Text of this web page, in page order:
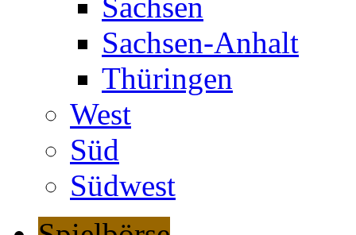
Sachsen
Sachsen-Anhalt
Thüringen
West
Süd
Südwest